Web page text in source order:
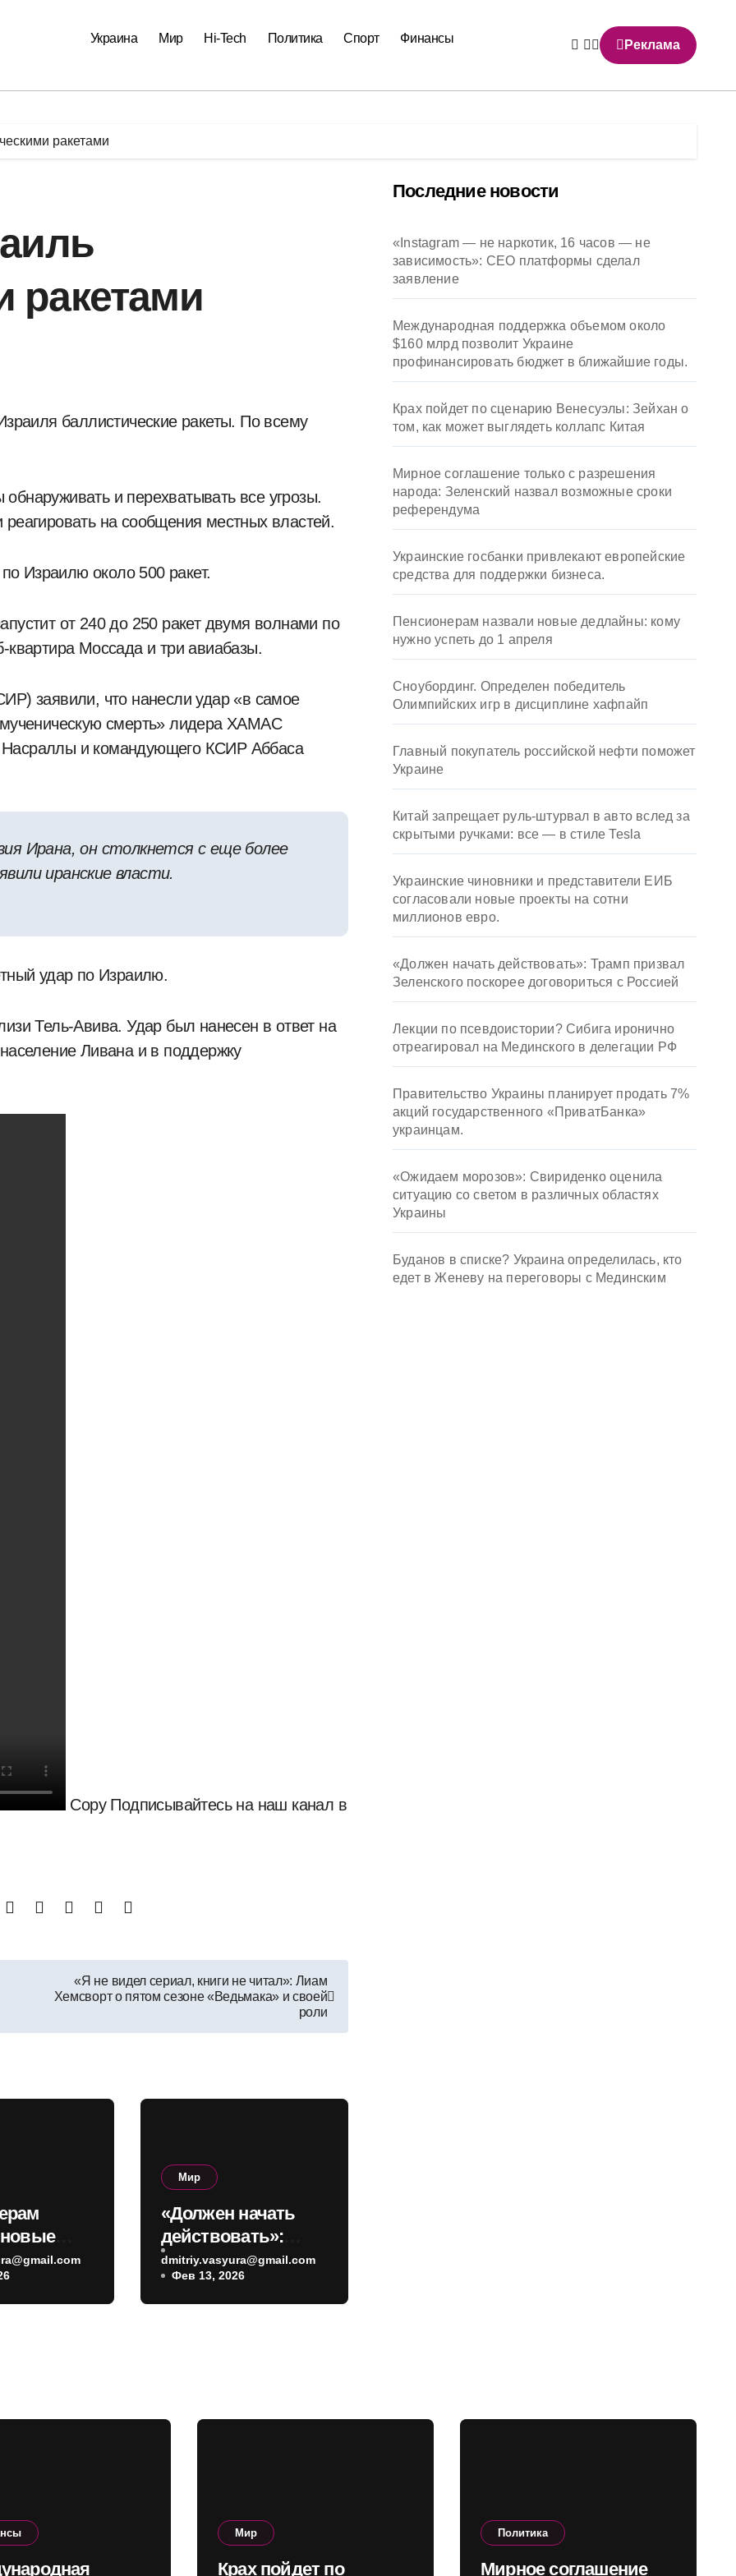
Украина Мир Hi-Tech Политика Спорт Финансы Реклама
ракетами
ракетами
и перехватывать все угрозы.
на сообщения местных властей.
Израилю около 500 ракет.
от 240 до 250 ракет двумя волнами по
Моссада и три авиабазы.
заявили, что нанесли удар «в самое
смерть» лидера ХАМАС
и командующего КСИР Аббаса
Ирана, он столкнется с еще более
иранские власти.
удар по Израилю.
Тель-Авива. Удар был нанесен в ответ на
Ливана и в поддержку
Copy Подписывайтесь на наш канал в
«Я не видел сериал, книги не читал»: Лиам
Хемсворт о пятом сезоне «Ведьмака» и своей
роли
кому
до 1
Мир
«Должен начать
действовать»:
Трамп призвал
Зеленского
поскорее
dmitriy.vasyura@gmail.com
Фев 13, 2026
Последние новости
«Instagram — не наркотик, 16 часов — не
зависимость»: CEO платформы сделал
заявление
Международная поддержка объемом около
$160 млрд позволит Украине
профинансировать бюджет в ближайшие годы.
Крах пойдет по сценарию Венесуэлы: Зейхан о
том, как может выглядеть коллапс Китая
Мирное соглашение только с разрешения
народа: Зеленский назвал возможные сроки
референдума
Украинские госбанки привлекают европейские
средства для поддержки бизнеса.
Пенсионерам назвали новые дедлайны: кому
нужно успеть до 1 апреля
Сноубординг. Определен победитель
Олимпийских игр в дисциплине хафпайп
Главный покупатель российской нефти поможет
Украине
Китай запрещает руль-штурвал в авто вслед за
скрытыми ручками: все — в стиле Tesla
Украинские чиновники и представители ЕИБ
согласовали новые проекты на сотни
миллионов евро.
«Должен начать действовать»: Трамп призвал
Зеленского поскорее договориться с Россией
Лекции по псевдоистории? Сибига иронично
отреагировал на Мединского в делегации РФ
Правительство Украины планирует продать 7%
акций государственного «ПриватБанка»
украинцам.
«Ожидаем морозов»: Свириденко оценила
ситуацию со светом в различных областях
Украины
Буданов в списке? Украина определилась, кто
едет в Женеву на переговоры с Мединским
Мир
Крах пойдет по
Политика
Мирное соглашение